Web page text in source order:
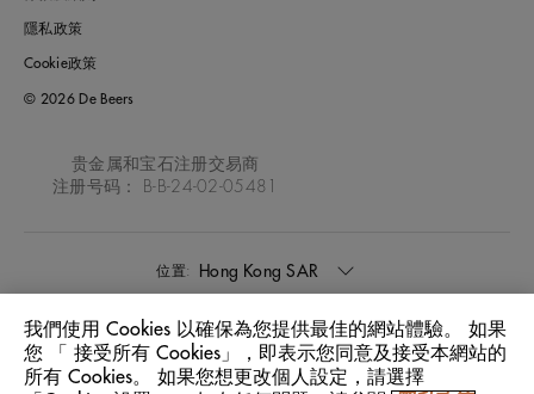
隱私政策
Cookie政策
© 2026 De Beers
贵金属和宝石注册交易商
注册号码： B-B-24-02-05481
位置: Hong Kong SAR
語言: 中文
我們使用 Cookies 以確保為您提供最佳的網站體驗。 如果
您 「 接受所有 Cookies」，即表示您同意及接受本網站的
所有 Cookies。 如果您想更改個人設定，請選擇